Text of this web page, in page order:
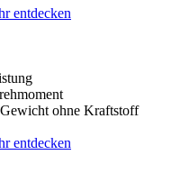
entdecken
Gewicht ohne Kraftstoff
entdecken